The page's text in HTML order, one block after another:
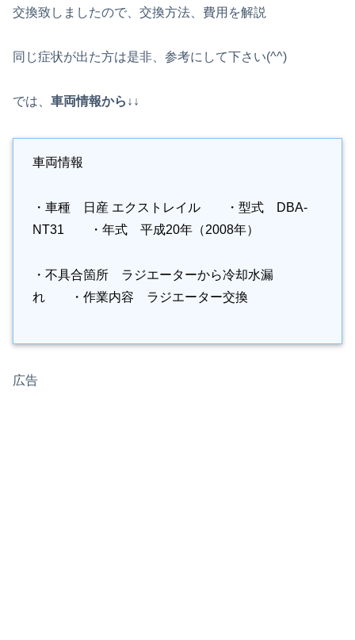
交換致しましたので、交換方法、費用を解説
同じ症状が出た方は是非、参考にして下さい(^^)
では、 車両情報から↓↓
車両情報
・車種 日産 エクストレイル ・型式 DBA-
NT31 ・年式 平成20年（2008年）
・不具合箇所 ラジエーターから冷却水漏
れ ・作業内容 ラジエーター交換
広告